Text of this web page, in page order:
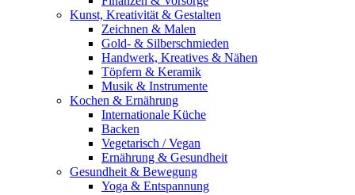
Kunst, Kreativität & Gestalten
Zeichnen & Malen
Gold- & Silberschmieden
Handwerk, Kreatives & Nähen
Töpfern & Keramik
Musik & Instrumente
Kochen & Ernährung
Internationale Küche
Backen
Vegetarisch / Vegan
Ernährung & Gesundheit
Gesundheit & Bewegung
Yoga & Entspannung